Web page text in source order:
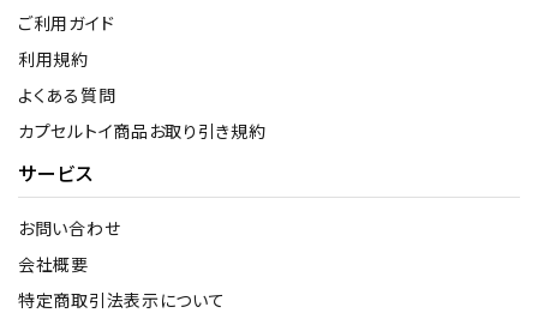
ご利用ガイド
利用規約
よくある質問
カプセルトイ商品お取り引き規約
サービス
お問い合わせ
会社概要
特定商取引法表示について